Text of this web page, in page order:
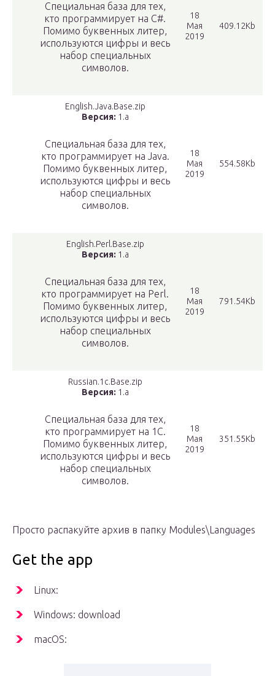
Специальная база для тех,
кто программирует на С#.
Помимо буквенных литер,
используются цифры и весь
набор специальных
символов.
18
Мая
2019
409.12Kb
English.Java.Base.zip
Версия: 1.a
Специальная база для тех,
кто программирует на Java.
Помимо буквенных литер,
используются цифры и весь
набор специальных
символов.
18
Мая
2019
554.58Kb
English.Perl.Base.zip
Версия: 1.a
Специальная база для тех,
кто программирует на Perl.
Помимо буквенных литер,
используются цифры и весь
набор специальных
символов.
18
Мая
2019
791.54Kb
Russian.1c.Base.zip
Версия: 1.a
Специальная база для тех,
кто программирует на 1C.
Помимо буквенных литер,
используются цифры и весь
набор специальных
символов.
18
Мая
2019
351.55Kb
Просто распакуйте архив в папку Modules\Languages
Get the app
Linux:
Windows: download
macOS: